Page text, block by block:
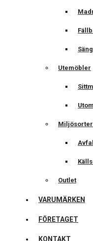
Utemöbler
Outlet
VARUMÄRKEN
FÖRETAGET
KONTAKT